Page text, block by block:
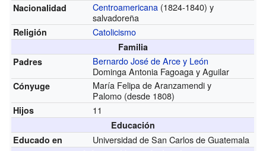
Nacionalidad Centroamericana (1824-1840) y
salvadoreña
Religión Catolicismo
Familia
Padres
Bernardo José de Arce y León
Dominga Antonia Fagoaga y Aguilar
Cónyuge
María Felipa de Aranzamendi y
Palomo (desde 1808)
Hijos 11
Educación
Educado en
Universidad de San Carlos de Guatemala